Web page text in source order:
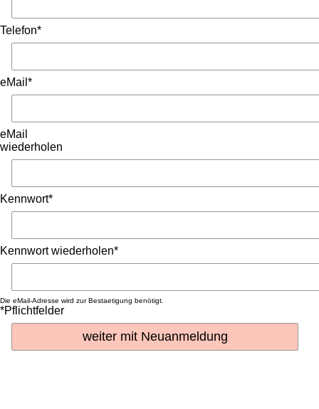
Telefon*
eMail*
eMail
wiederholen
Kennwort*
Kennwort wiederholen*
Die eMail-Adresse wird zur Bestaetigung benötigt.
*Pflichtfelder